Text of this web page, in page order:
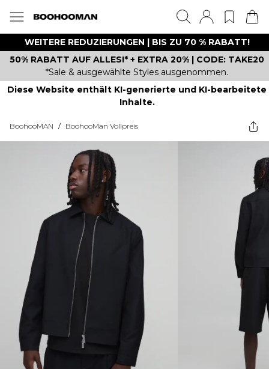
WEITERE REDUZIERUNGEN | BIS ZU 70 % RABATT!
50% RABATT AUF ALLES!* + EXTRA 20% | CODE: TAKE20
*Sale & ausgewählte Styles ausgenommen.
Diese Website enthält KI-generierte und KI-bearbeitete
Inhalte.
BoohooMAN / BoohooMan Vollpreis